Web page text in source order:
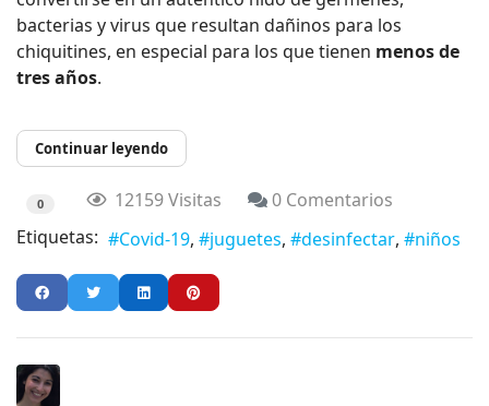
bacterias y virus que resultan dañinos para los
chiquitines, en especial para los que tienen menos de
tres años.
Continuar leyendo
0 12159 Visitas
0 Comentarios
Etiquetas:
Covid-19 juguetes desinfectar niños